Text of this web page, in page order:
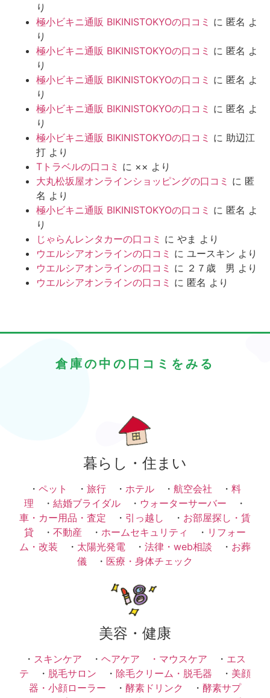
り
極小ビキニ通販 BIKINISTOKYOの口コミ に 匿名 よ
り
極小ビキニ通販 BIKINISTOKYOの口コミ に 匿名 よ
り
極小ビキニ通販 BIKINISTOKYOの口コミ に 匿名 よ
り
極小ビキニ通販 BIKINISTOKYOの口コミ に 匿名 よ
り
極小ビキニ通販 BIKINISTOKYOの口コミ に 助辺江
打 より
Tトラベルの口コミ に ×× より
大丸松坂屋オンラインショッピングの口コミ に 匿
名 より
極小ビキニ通販 BIKINISTOKYOの口コミ に 匿名 よ
り
じゃらんレンタカーの口コミ に やま より
ウエルシアオンラインの口コミ に ユースキン より
ウエルシアオンラインの口コミ に ２７歳 男 より
ウエルシアオンラインの口コミ に 匿名 より
倉庫の中の口コミをみる
暮らし・住まい
・ ペット ・ 旅行 ・ ホテル ・ 航空会社 ・ 料
理 ・ 結婚ブライダル ・ ウォーターサーバー ・
車・カー用品・査定 ・ 引っ越し ・ お部屋探し・賃
貸 ・ 不動産 ・ ホームセキュリティ ・ リフォー
ム・改装 ・ 太陽光発電 ・ 法律・web相談 ・ お葬
儀 ・ 医療・身体チェック
美容・健康
・ スキンケア ・ ヘアケア ・ マウスケア ・ エス
テ ・ 脱毛サロン ・ 除毛クリーム・脱毛器 ・ 美顔
器・小顔ローラー ・ 酵素ドリンク ・ 酵素サプ